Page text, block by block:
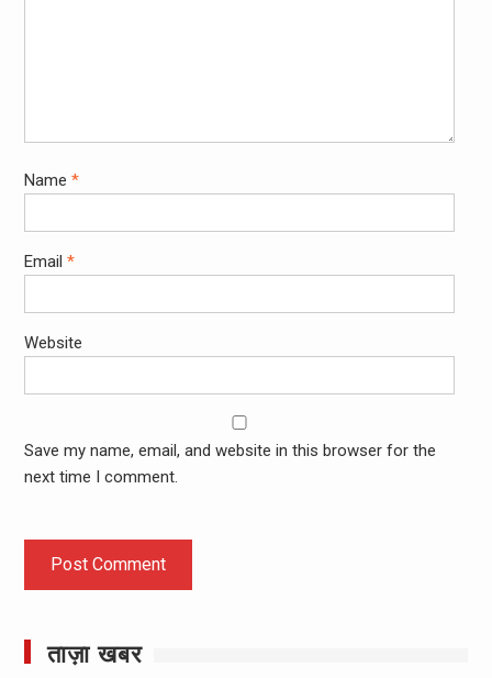
Name *
Email *
Website
Save my name, email, and website in this browser for the
next time I comment.
ताज़ा खबर